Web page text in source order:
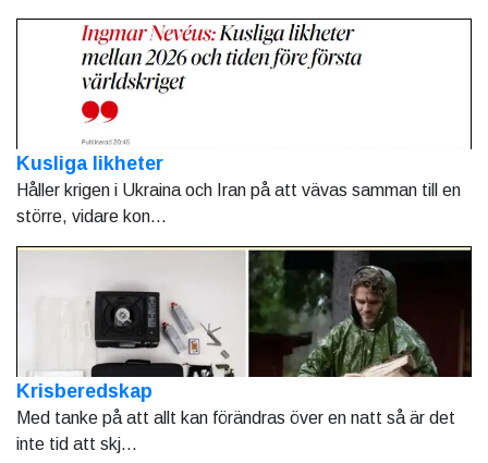
Kusliga likheter
Håller krigen i Ukraina och Iran på att vävas samman till en
större, vidare kon...
Krisberedskap
Med tanke på att allt kan förändras över en natt så är det
inte tid att skj...